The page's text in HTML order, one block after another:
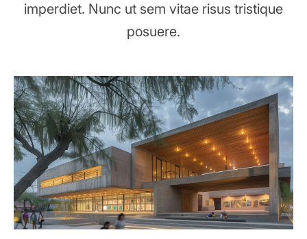
imperdiet. Nunc ut sem vitae risus tristique
posuere.